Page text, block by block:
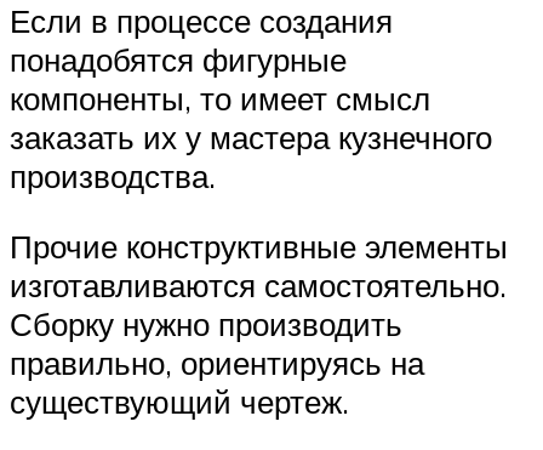
Если в процессе создания
понадобятся фигурные
компоненты, то имеет смысл
заказать их у мастера кузнечного
производства.
Прочие конструктивные элементы
изготавливаются самостоятельно.
Сборку нужно производить
правильно, ориентируясь на
существующий чертеж.